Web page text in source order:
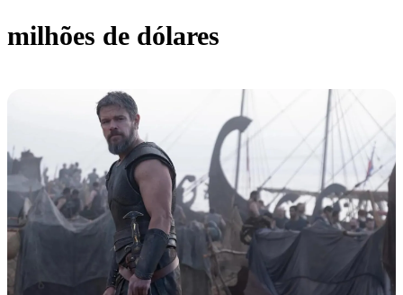
milhões de dólares